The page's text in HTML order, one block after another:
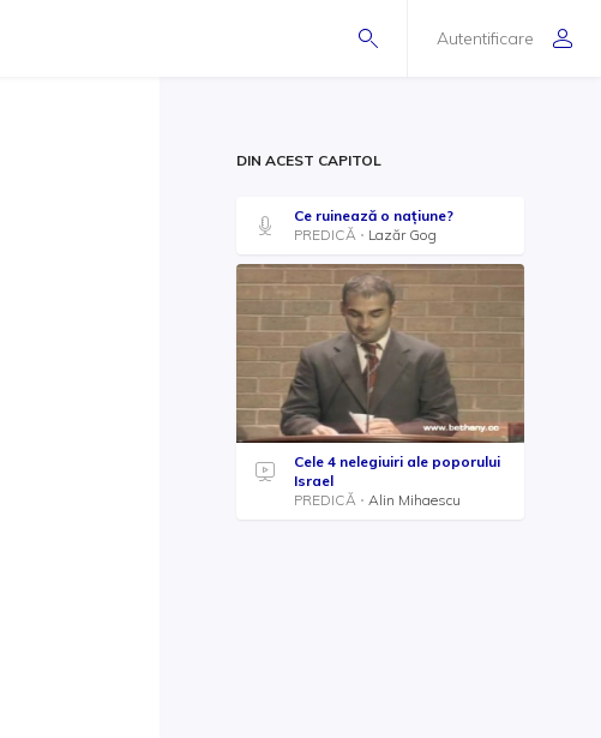
Autentificare
DIN ACEST CAPITOL
Ce ruinează o națiune?
PREDICĂ
Lazăr Gog
Cele 4 nelegiuiri ale poporului
Israel
PREDICĂ
Alin Mihaescu